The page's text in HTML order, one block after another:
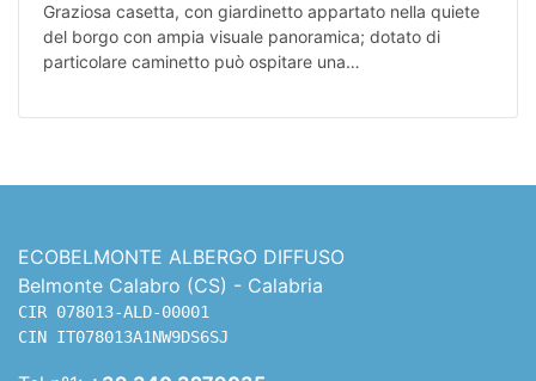
Graziosa casetta, con giardinetto appartato nella quiete
del borgo con ampia visuale panoramica; dotato di
particolare caminetto può ospitare una…
ECOBELMONTE ALBERGO DIFFUSO
Belmonte Calabro (CS) - Calabria
CIR 078013-ALD-00001
CIN IT078013A1NW9DS6SJ